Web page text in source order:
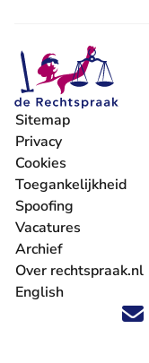
Volg ons op X
Volg ons op
Volg ons op
Volg ons
Volg
Sitemap
Privacy
Cookies
Toegankelijkheid
Spoofing
Vacatures
- U verlaat
Archief
Over rechtspraak.nl
English